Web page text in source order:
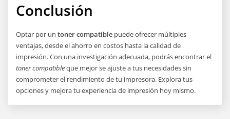
Conclusión
Optar por untoner compatible puede ofrecer múltiples
ventajas, desde el ahorro en costos hasta la calidad de
impresión. Con una investigación adecuada, podrás encontrar el
toner compatibleque mejor se ajuste a tus necesidades sin
comprometer el rendimiento de tu impresora. Explora tus
opciones y mejora tu experiencia de impresión hoy mismo.